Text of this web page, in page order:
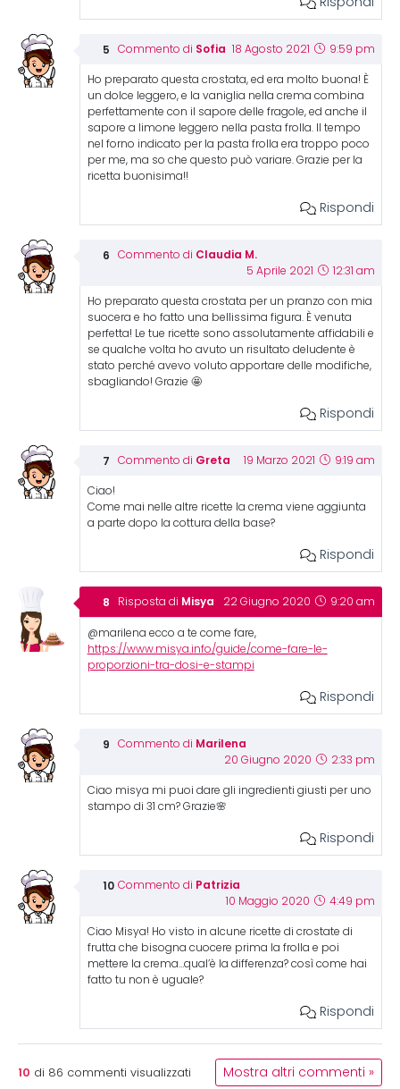
Commento di Sofia 18 Agosto 2021 9:59 pm
Ho preparato questa crostata, ed era molto buona! È
un dolce leggero, e la vaniglia nella crema combina
perfettamente con il sapore delle fragole, ed anche il
sapore a limone leggero nella pasta frolla. Il tempo
nel forno indicato per la pasta frolla era troppo poco
per me, ma so che questo può variare. Grazie per la
ricetta buonisima!!
Rispondi
Commento di Claudia M.
5 Aprile 2021 12:31 am
Ho preparato questa crostata per un pranzo con mia
suocera e ho fatto una bellissima figura. È venuta
perfetta! Le tue ricette sono assolutamente affidabili e
se qualche volta ho avuto un risultato deludente è
stato perché avevo voluto apportare delle modifiche,
sbagliando! Grazie 🤩
Rispondi
Commento di Greta 19 Marzo 2021 9:19 am
Ciao!
Come mai nelle altre ricette la crema viene aggiunta
a parte dopo la cottura della base?
Rispondi
Risposta di Misya 22 Giugno 2020 9:20 am
@marilena ecco a te come fare,
https://www.misya.info/guide/come-fare-le-
proporzioni-tra-dosi-e-stampi
Rispondi
Commento di Marilena
20 Giugno 2020 2:33 pm
Ciao misya mi puoi dare gli ingredienti giusti per uno
stampo di 31 cm? Grazie🌸
Rispondi
Commento di Patrizia
10 Maggio 2020 4:49 pm
Ciao Misya! Ho visto in alcune ricette di crostate di
frutta che bisogna cuocere prima la frolla e poi
mettere la crema…qual’è la differenza? così come hai
fatto tu non è uguale?
Rispondi
10 di 86 commenti visualizzati Mostra altri commenti »